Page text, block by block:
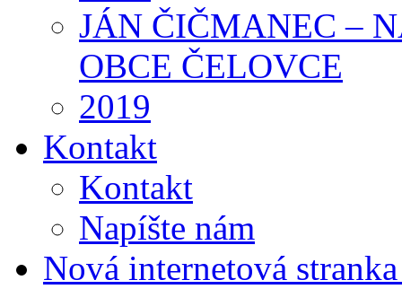
JÁN ČIČMANEC –
OBCE ČELOVCE
2019
Kontakt
Kontakt
Napíšte nám
Nová internetová